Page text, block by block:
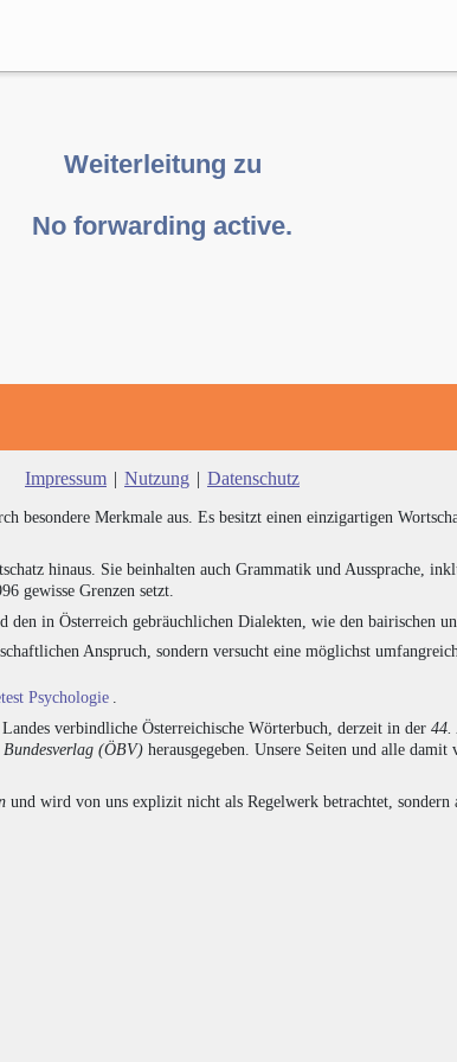
Weiterleitung zu
No forwarding active.
Impressum | Nutzung | Datenschutz
besondere Merkmale aus. Es besitzt einen einzigartigen
hinaus. Sie beinhalten auch Grammatik und Aussprache,
gewisse Grenzen setzt.
den in Österreich gebräuchlichen Dialekten, wie den bairischen
Anspruch, sondern versucht eine möglichst
Psychologie
verbindliche Österreichische Wörterbuch, derzeit in der 44.
Bundesverlag (ÖBV) herausgegeben. Unsere Seiten und alle
und wird von uns explizit nicht als Regelwerk betrachtet, sondern